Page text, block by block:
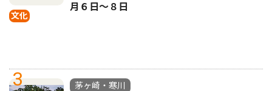
文化
月６日〜８日
3
茅ヶ崎・寒川